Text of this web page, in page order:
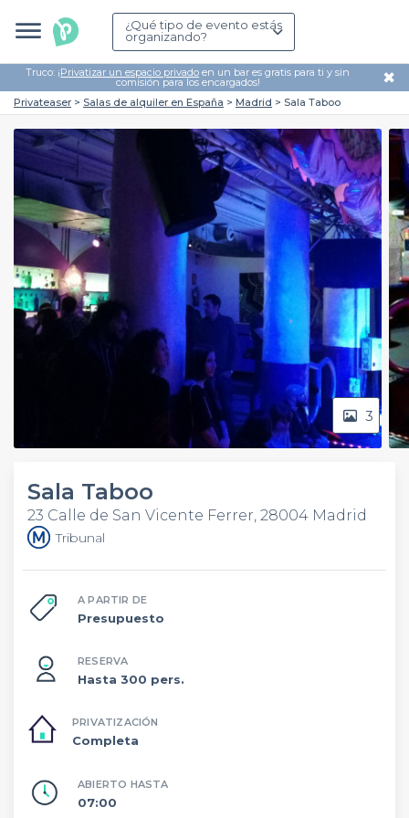
¿Qué tipo de evento estás
organizando?
Truco: ¡Privatizar un espacio privado en un bar es gratis para ti y sin
comisión para los encargados! ✖
Privateaser Salas de alquiler en España Madrid Sala Taboo
3
Sala Taboo
23 Calle de San Vicente Ferrer, 28004 Madrid
Tribunal
A PARTIR DE
Presupuesto
RESERVA
Hasta 300 pers.
PRIVATIZACIÓN
Completa
ABIERTO HASTA
07:00